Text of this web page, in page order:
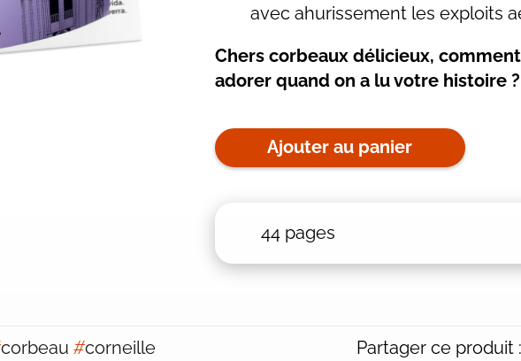
avec ahurissement les exploits
Chers corbeaux délicieux,
adorer quand on a lu votre histoire ?
Ajouter au panier
44 pages
corbeau #corneille
Partager ce produit :